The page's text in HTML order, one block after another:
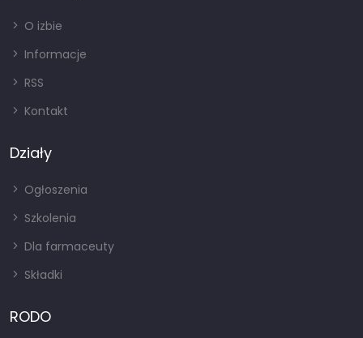
O izbie
Informacje
RSS
Kontakt
Działy
Ogłoszenia
Szkolenia
Dla farmaceuty
Składki
RODO